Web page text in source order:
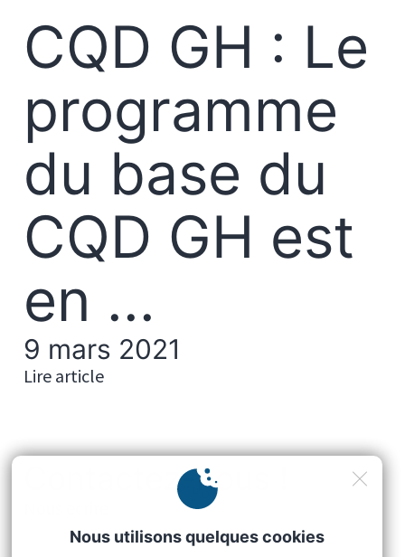
CQD GH : Le
programme
du base du
CQD GH est
en ...
9 mars 2021
Lire article
Contactez-nous !
Nous utilisons quelques cookies